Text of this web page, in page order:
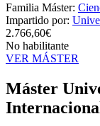
Familia Máster:
Impartido por:
2.766,60€
No habilitante
VER MÁSTER
Máster